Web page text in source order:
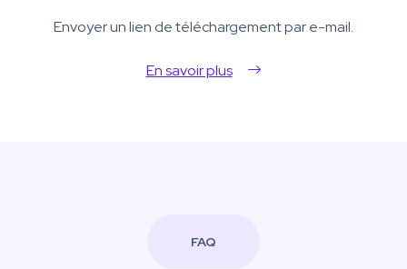
Envoyer un lien de téléchargement par e-mail.
En savoir plus
FAQ